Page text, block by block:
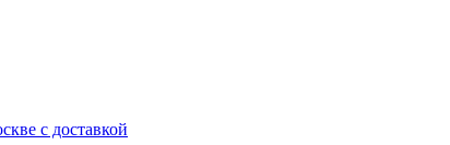
с доставкой